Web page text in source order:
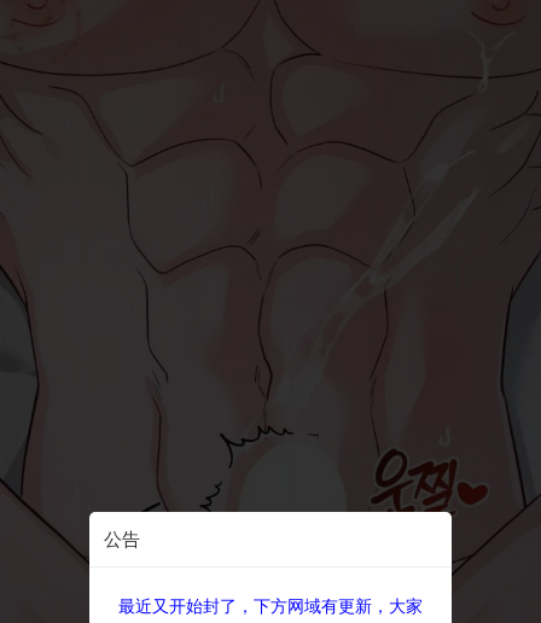
公告
最近又开始封了，下方网域有更新，大家